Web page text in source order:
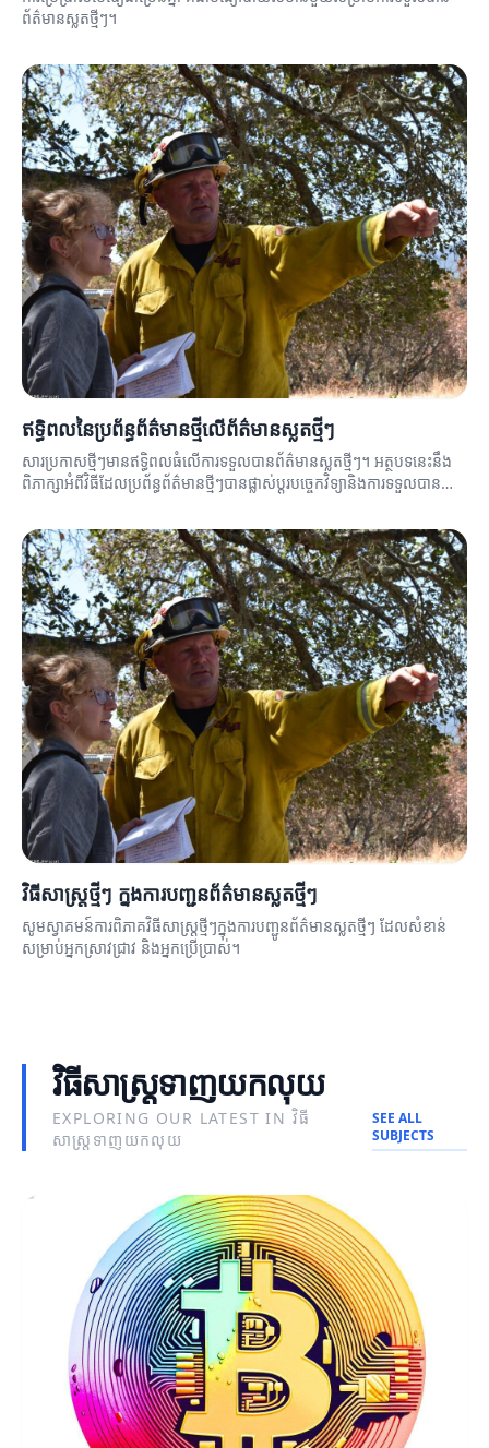
ព័ត៌មានស្លតថ្មីៗ។
ឥទ្ធិពលនៃប្រព័ន្ធព័ត៌មានថ្មីលើព័ត៌មានស្លតថ្មីៗ
សារប្រកាសថ្មីៗមានឥទ្ធិពលធំលើការទទួលបានព័ត៌មានស្លតថ្មីៗ។ អត្ថបទនេះនឹង
ពិភាក្សាអំពីវិធីដែលប្រព័ន្ធព័ត៌មានថ្មីៗបានផ្លាស់ប្តូរបច្ចេកវិទ្យានិងការទទួលបាន
វិធីសាស្ត្រថ្មីៗ ក្នុងការបញ្ជូនព័ត៌មានស្លតថ្មីៗ
សូមស្វាគមន៍ការពិភាគវិធីសាស្ត្រថ្មីៗក្នុងការបញ្ជូនព័ត៌មានស្លតថ្មីៗ ដែលសំខាន់
សម្រាប់អ្នកស្រាវជ្រាវ និងអ្នកប្រើប្រាស់។
វិធីសាស្ត្រទាញយកលុយ
EXPLORING OUR LATEST IN វិធី
សាស្ត្រទាញយកលុយ
SEE ALL
SUBJECTS